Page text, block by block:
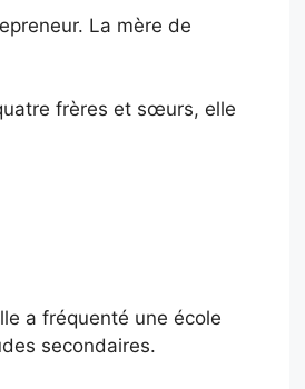
La mère de
frères et sœurs, elle
a fréquenté une école
secondaires.